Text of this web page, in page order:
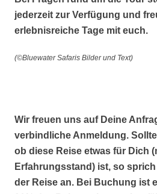
jederzeit zur Verfügung und
erlebnisreiche Tage mit euch.
(©Bluewater Safaris Bilder und Text)
Wir freuen uns auf Deine
verbindliche Anmeldung.
ob diese Reise etwas für Dich
Erfahrungsstand) ist, so
der Reise an. Bei Buchung ist